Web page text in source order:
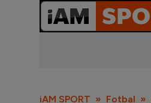
iAM SPORT Fotbal